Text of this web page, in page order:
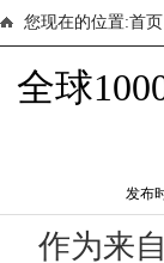
您现在的位置:首页
全球
发布
作为来